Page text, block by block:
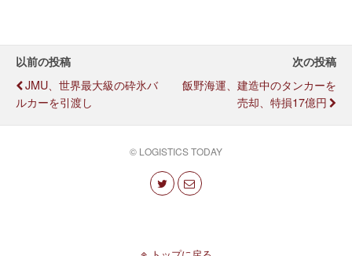
以前の投稿
JMU、世界最大級の砕氷バ
ルカーを引渡し
次の投稿
飯野海運、建造中のタンカーを
売却、特損17億円
© LOGISTICS TODAY